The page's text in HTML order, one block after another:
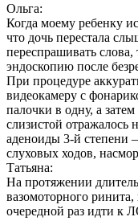
Ольга:
Когда моему ребенку
что дочь перестала
переспрашивать слова,
эндоскопию после
При процедуре
видеокамеру с
палочки в одну, а
слизистой
аденоиды 3-й степени
слуховых ходов,
Татьяна:
На протяжении
вазомоторного
очередной раз идти к